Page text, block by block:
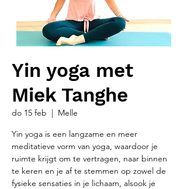
Yin yoga met
Miek Tanghe
do 15 feb
  |
Melle
Yin yoga is een langzame en meer
meditatieve vorm van yoga, waardoor je
ruimte krijgt om te vertragen, naar binnen
te keren en je af te stemmen op zowel de
fysieke sensaties in je lichaam, alsook je